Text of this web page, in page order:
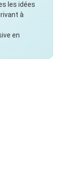
les idées
à
en